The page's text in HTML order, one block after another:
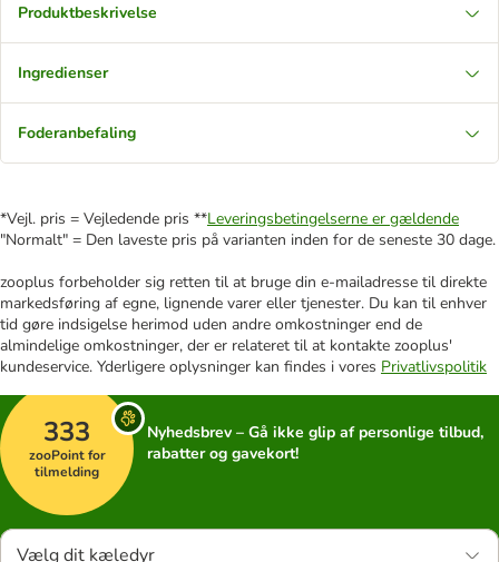
Produktbeskrivelse
Ingredienser
Foderanbefaling
*Vejl. pris = Vejledende pris **Leveringsbetingelserne er gældende
"Normalt" = Den laveste pris på varianten inden for de seneste 30 dage.
zooplus forbeholder sig retten til at bruge din e-mailadresse til direkte
markedsføring af egne, lignende varer eller tjenester. Du kan til enhver
tid gøre indsigelse herimod uden andre omkostninger end de
almindelige omkostninger, der er relateret til at kontakte zooplus'
kundeservice. Yderligere oplysninger kan findes i vores Privatlivspolitik
333
zooPoint for
tilmelding
Nyhedsbrev – Gå ikke glip af personlige tilbud,
rabatter og gavekort!
Vælg dit kæledyr